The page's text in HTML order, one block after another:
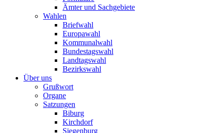
Ämter und Sachgebiete
Wahlen
Briefwahl
Europawahl
Kommunalwahl
Bundestagswahl
Landtagswahl
Bezirkswahl
Über uns
Grußwort
Organe
Satzungen
Biburg
Kirchdorf
Siegenburg